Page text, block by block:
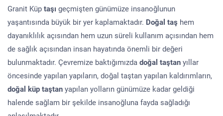
Granit Küp taşı geçmişten günümüze insanoğlunun
yaşantısında büyük bir yer kaplamaktadır. Doğal taş hem
dayanıklılık açısından hem uzun süreli kullanım açısından hem
de sağlık açısından insan hayatında önemli bir değeri
bulunmaktadır. Çevremize baktığımızda doğal taştan yıllar
öncesinde yapılan yapıların, doğal taştan yapılan kaldırımların,
doğal küp taştan yapılan yolların günümüze kadar geldiği
halende sağlam bir şekilde insanoğluna fayda sağladığı